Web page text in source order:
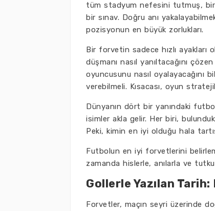
tüm stadyum nefesini tutmuş,
bir sınav. Doğru anı
pozisyonun en büyük zorlukları.
Bir forvetin sadece hızlı ayakları
düşmanı nasıl yanıltacağını
oyuncusunu nasıl oyalayacağını
verebilmeli. Kısacası, oyun
Dünyanın dört bir yanındaki
isimler akla gelir. Her biri,
Peki, kimin en iyi olduğu hala
Futbolun en iyi forvetlerini
zamanda hislerle, anılarla ve
Gollerle Yazılan
Forvetler, maçın seyri üzerinde